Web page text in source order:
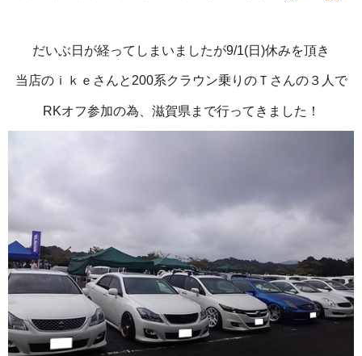
だいぶ日が経ってしまいましたが9/1(日)休みを頂き
当店のｉｋｅさんと200系クラウン乗りのＴさんの３人で
RKオフ参加の為、滋賀県まで行ってきました！